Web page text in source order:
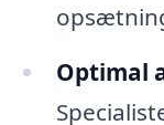
Optimal